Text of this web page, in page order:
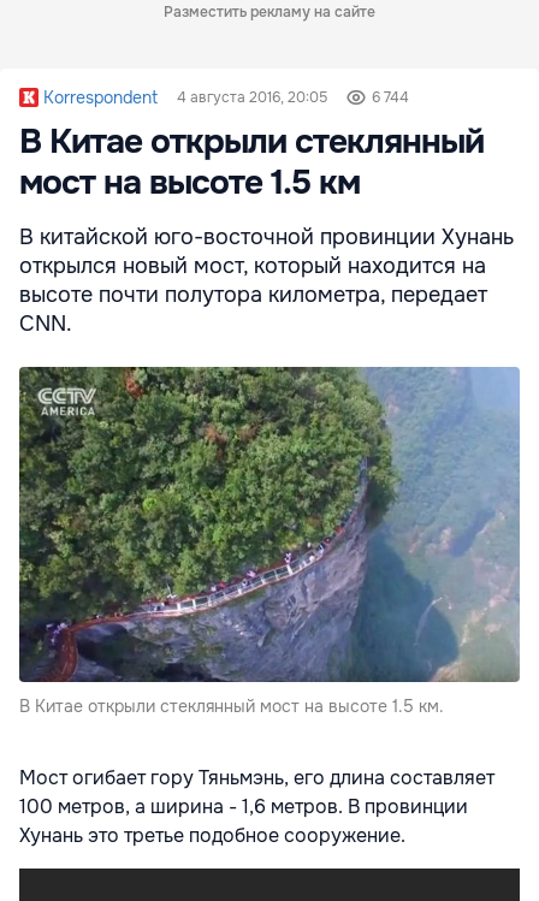
Разместить рекламу на сайте
Korrespondent 4 августа 2016, 20:05 6 744
В Китае открыли стеклянный
мост на высоте 1.5 км
В китайской юго-восточной провинции Хунань
открылся новый мост, который находится на
высоте почти полутора километра, передает
CNN.
В Китае открыли стеклянный мост на высоте 1.5 км.
Мост огибает гору Тяньмэнь, его длина составляет
100 метров, а ширина - 1,6 метров. В провинции
Хунань это третье подобное сооружение.